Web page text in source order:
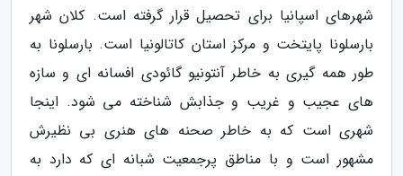
شهرهای اسپانیا برای تحصیل قرار گرفته است. کلان شهر
بارسلونا پایتخت و مرکز استان کاتالونیا است. بارسلونا به
طور همه گیری به خاطر آنتونیو گائودی افسانه ای و سازه
های عجیب و غریب و جذابش شناخته می شود. اینجا
شهری است که به خاطر صحنه های هنری بی نظیرش
مشهور است و با مناطق پرجمعیت شبانه ای که دارد به